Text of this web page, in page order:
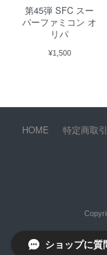
第45弾 SFC スー
パーファミコン オ
リパ
¥1,500
HOME 特定商取
ショップに質